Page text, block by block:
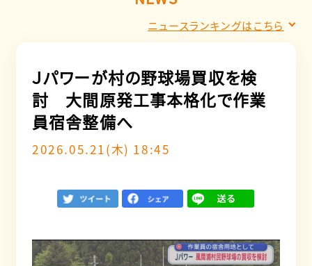
ニュースランキングはこちら
Ｊパワーが村の野球場買収を検
討 大間原発工事本格化で作業
員宿舎整備へ
2026.05.21(木) 18:45